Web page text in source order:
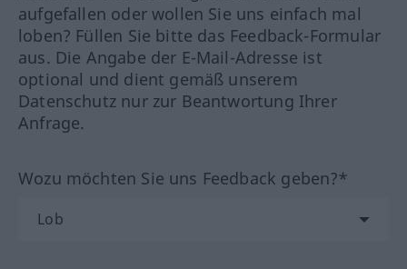
aufgefallen oder wollen Sie uns einfach mal
loben? Füllen Sie bitte das Feedback-Formular
aus. Die Angabe der E-Mail-Adresse ist
optional und dient gemäß unserem
Datenschutz nur zur Beantwortung Ihrer
Anfrage.
Wozu möchten Sie uns Feedback geben?*